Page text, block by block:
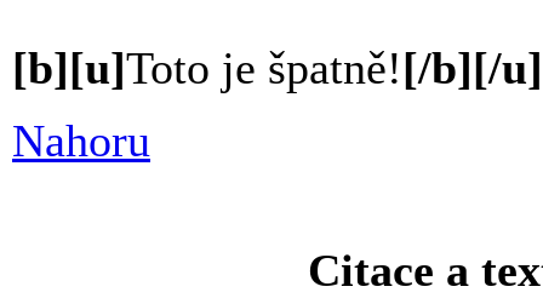
[b][u]Toto je špatně![/b][/u]
Nahoru
Citace a